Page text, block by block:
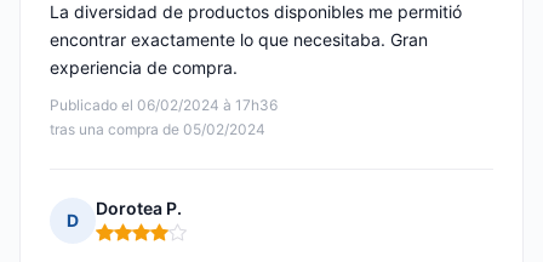
Publicado el 06/02/2024 à 17h36
tras una compra de 05/02/2024
La diversidad de productos disponibles me permitió
encontrar exactamente lo que necesitaba. Gran
experiencia de compra.
D
Dorotea P.
Nota: 4 de 5